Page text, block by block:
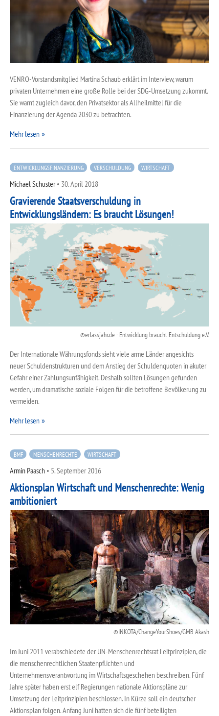
VENRO-Vorstandsmitglied Martina Schaub erklärt im Interview, warum
privaten Unternehmen eine große Rolle bei der SDG-Umsetzung zukommt.
Sie warnt zugleich davor, den Privatsektor als Allheilmittel für die
Finanzierung der Agenda 2030 zu betrachten.
Mehr lesen
ENTWICKLUNGSFINANZIERUNG VERSCHULDUNG WIRTSCHAFT
Michael Schuster• 30. April 2018
Gravierende Staatsverschuldung in
Entwicklungsländern: Es braucht Lösungen!
erlassjahr.de - Entwicklung braucht Entschuldung e.V.
Der Internationale Währungsfonds sieht viele arme Länder angesichts
neuer Schuldenstrukturen und dem Anstieg der Schuldenquoten in akuter
Gefahr einer Zahlungsunfähigkeit. Deshalb sollten Lösungen gefunden
werden, um dramatische soziale Folgen für die betroffene Bevölkerung zu
vermeiden.
Mehr lesen
BMF MENSCHENRECHTE WIRTSCHAFT
Armin Paasch • 5. September 2016
Aktionsplan Wirtschaft und Menschenrechte: Wenig
ambitioniert
INKOTA/ChangeYourShoes/GMB Akash
Im Juni 2011 verabschiedete der UN-Menschenrechtsrat Leitprinzipien, die
die menschenrechtlichen Staatenpflichten und
Unternehmensverantwortung im Wirtschaftsgeschehen beschreiben. Fünf
Jahre später haben erst elf Regierungen nationale Aktionspläne zur
Umsetzung der Leitprinzipien beschlossen. In Kürze soll ein deutscher
Aktionsplan folgen. Anfang Juni hatten sich die fünf beteiligten